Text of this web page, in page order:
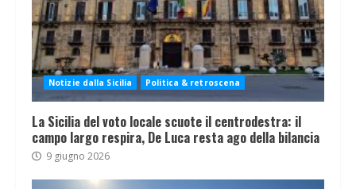
Notizie dalla Sicilia Politica & retroscena
La Sicilia del voto locale scuote il centrodestra: il
campo largo respira, De Luca resta ago della bilancia
9 giugno 2026